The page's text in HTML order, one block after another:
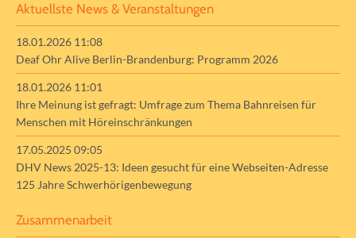
Aktuellste News & Veranstaltungen
18.01.2026 11:08
Deaf Ohr Alive Berlin-Brandenburg: Programm 2026
18.01.2026 11:01
Ihre Meinung ist gefragt: Umfrage zum Thema Bahnreisen für
Menschen mit Höreinschränkungen
17.05.2025 09:05
DHV News 2025-13: Ideen gesucht für eine Webseiten-Adresse
125 Jahre Schwerhörigenbewegung
Zusammenarbeit